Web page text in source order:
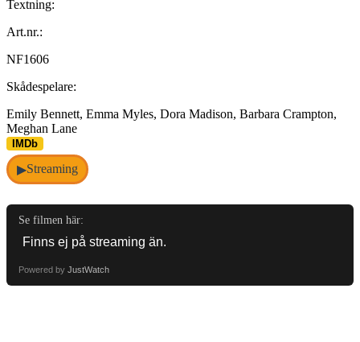
Textning:
Art.nr.:
NF1606
Skådespelare:
Emily Bennett, Emma Myles, Dora Madison, Barbara Crampton,
Meghan Lane
IMDb
▶Streaming
Se filmen här:
Powered by JustWatch